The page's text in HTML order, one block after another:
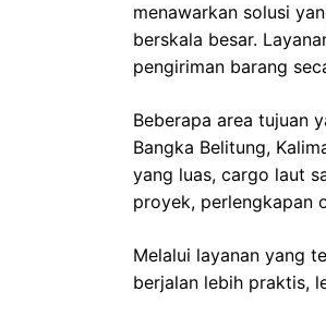
menawarkan solusi
berskala besar.
pengiriman barang
Beberapa area tujuan
Bangka Belitung,
yang luas, cargo laut
proyek, perlengkapan
Melalui layanan yang
berjalan lebih praktis,